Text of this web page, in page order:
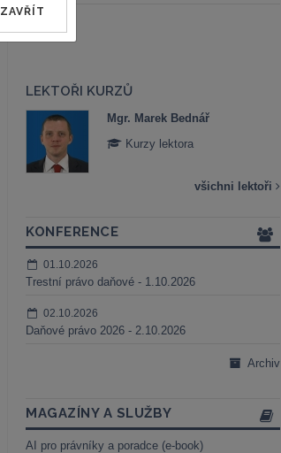
LEKTOŘI KURZŮ
Mgr. Marek Bednář
Kurzy lektora
všichni lektoři
KONFERENCE
01.10.2026
Trestní právo daňové - 1.10.2026
02.10.2026
Daňové právo 2026 - 2.10.2026
Archiv
MAGAZÍNY A SLUŽBY
AI pro právníky a poradce (e-book)
ZAVŘÍT